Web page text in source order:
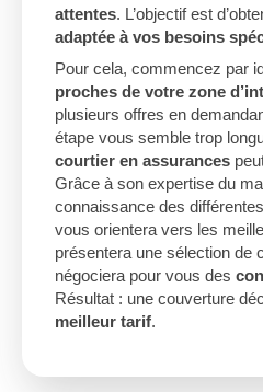
attentes. L’objectif est
adaptée à vos besoins
Pour cela, commencez par
proches de votre zone
plusieurs offres en
étape vous semble trop
courtier en assurances
Grâce à son expertise du
connaissance des
vous orientera vers les
présentera une sélection de
négociera pour vous des
Résultat : une couverture
meilleur tarif.